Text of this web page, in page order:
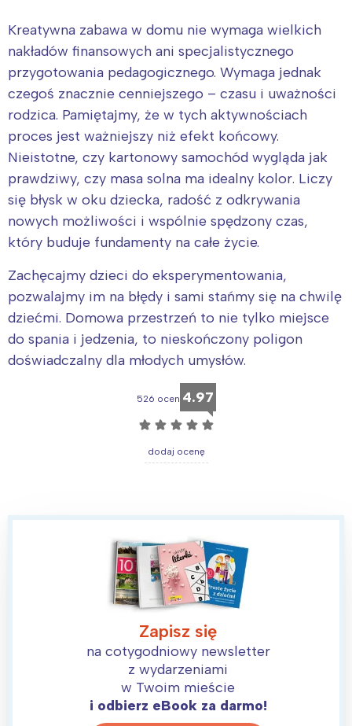
Kreatywna zabawa w domu nie wymaga wielkich
nakładów finansowych ani specjalistycznego
przygotowania pedagogicznego. Wymaga jednak
czegoś znacznie cenniejszego – czasu i uważności
rodzica. Pamiętajmy, że w tych aktywnościach
proces jest ważniejszy niż efekt końcowy.
Nieistotne, czy kartonowy samochód wygląda jak
prawdziwy, czy masa solna ma idealny kolor. Liczy
się błysk w oku dziecka, radość z odkrywania
nowych możliwości i wspólnie spędzony czas,
który buduje fundamenty na całe życie.
Zachęcajmy dzieci do eksperymentowania,
pozwalajmy im na błędy i sami stańmy się na chwilę
dziećmi. Domowa przestrzeń to nie tylko miejsce
do spania i jedzenia, to nieskończony poligon
doświadczalny dla młodych umysłów.
526 ocen 4.97
☆ ☆ ☆ ☆ ☆
dodaj ocenę
Zapisz się
na cotygodniowy newsletter
z wydarzeniami
w Twoim mieście
i odbierz eBook za darmo!